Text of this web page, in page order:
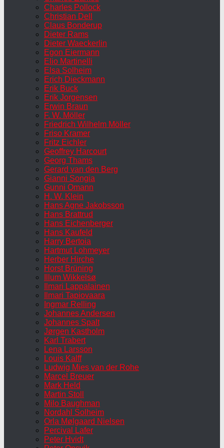
Charles Pollock
Christian Dell
Claus Bonderup
Dieter Rams
Dieter Waeckerlin
Egon Eiermann
Elio Martinelli
Elsa Solheim
Erich Dieckmann
Erik Buck
Erik Jorgensen
Erwin Braun
F. W. Möller
Friedrich Wilhelm Möller
Friso Kramer
Fritz Eichler
Geoffrey Harcourt
Georg Thams
Gerard van den Berg
Gianni Songia
Gunni Omann
H. W. Klein
Hans Agne Jakobsson
Hans Brattrud
Hans Eichenberger
Hans Kaufeld
Harry Bertoia
Hartmut Lohmeyer
Herber Hirche
Horst Brüning
Illum Wikkelsø
Ilmari Lappalainen
Ilmari Tapiovaara
Ingmar Relling
Johannes Andersen
Johannes Spalt
Jørgen Kastholm
Karl Trabert
Lena Larsson
Louis Kalff
Ludwig Mies van der Rohe
Marcel Breuer
Mark Held
Martin Stoll
Milo Baughman
Nordahl Solheim
Orla Mølgaard Nielsen
Percival Lafer
Peter Hvidt